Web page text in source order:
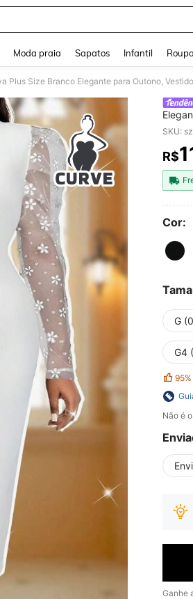
Moda praia Sapatos Infantil
SKU:
R$
Cor:
G
G4
95%
Não é
Ganhe